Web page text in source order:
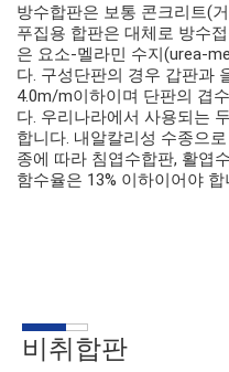
방수합판은 보통 콘크리트(
푸집용 합판은 대체로 방수
은 요소-멜라민 수지(urea-
다. 구성단판의 경우 갑판과
4.0m/m이하이며 단판의 겹
다. 우리나라에서 사용되는
합니다. 내알칼리성 수종으
종에 따라 침엽수합판, 활엽
함수율은 13% 이하이어야 합
비취합판